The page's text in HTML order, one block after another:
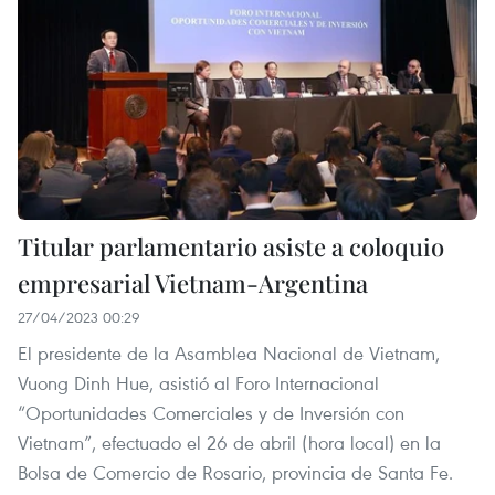
Titular parlamentario asiste a coloquio
empresarial Vietnam-Argentina
27/04/2023 00:29
El presidente de la Asamblea Nacional de Vietnam,
Vuong Dinh Hue, asistió al Foro Internacional
“Oportunidades Comerciales y de Inversión con
Vietnam”, efectuado el 26 de abril (hora local) en la
Bolsa de Comercio de Rosario, provincia de Santa Fe.